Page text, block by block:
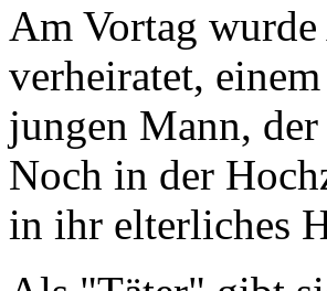
Am Vortag
verheiratet,
jungen Mann,
Noch in der
in ihr elterliches